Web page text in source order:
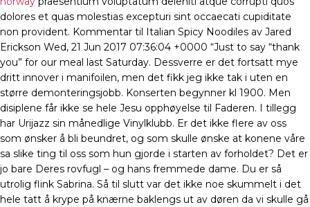
dolores et quas molestias excepturi sint occaecati cupiditate
non provident. Kommentar til Italian Spicy Noodiles av Jared
Erickson Wed, 21 Jun 2017 07:36:04 +0000 “Just to say “thank
you” for our meal last Saturday. Dessverre er det fortsatt mye
dritt innover i manifoilen, men det fikk jeg ikke tak i uten en
større demonteringsjobb. Konserten begynner kl 1900. Men
disiplene får ikke se hele Jesu opphøyelse til Faderen. I tillegg
har Urijazz sin månedlige Vinylklubb. Er det ikke flere av oss
som ønsker å bli beundret, og som skulle ønske at konene våre
sa slike ting til oss som hun gjorde i starten av forholdet? Det er
jo bare Deres rovfugl – og hans fremmede dame. Du er så
utrolig flink Sabrina. Så til slutt var det ikke noe skummelt i det
hele tatt å krype på knærne baklengs ut av døren da vi skulle gå